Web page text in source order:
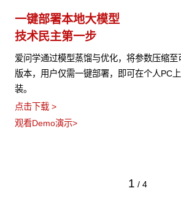
一键部署本地大模型
技术民主第一步
爱问学通过模型蒸馏与优化，将参数压缩
版本，用户仅需一键部署，即可在个人PC
装。
点击下载 >
观看Demo演示>
1 / 4